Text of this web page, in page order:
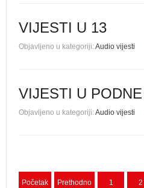
VIJESTI U 13
Objavljeno u kategoriji:Audio vijesti
VIJESTI U PODNE
Objavljeno u kategoriji:Audio vijesti
Početak Prethodno 1 2